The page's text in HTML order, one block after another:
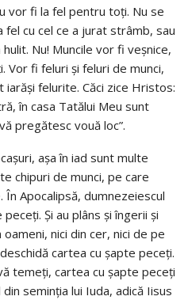
vor fi la fel pentru toţi. Nu se
fel cu cel ce a jurat strâmb, sau
Nu! Muncile vor fi veşnice,
fi feluri şi feluri de munci,
iarăşi felurite. Căci zice Hristos:
în casa Tatălui Meu sunt
pregătesc vouă loc”.
aşa în iad sunt multe
chipuri de munci, pe care
În Apocalipsă, dumnezeiescul
Şi au plâns şi îngerii şi
nici din cer, nici de pe
cartea cu şapte peceţi.
temeţi, cartea cu şapte peceţi
seminţia lui Iuda, adică Iisus